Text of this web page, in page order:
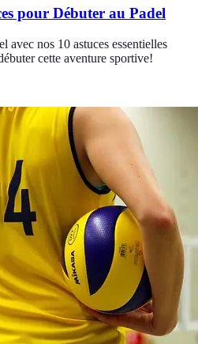
pour Débuter au Padel
avec nos 10 astuces essentielles
cette aventure sportive!